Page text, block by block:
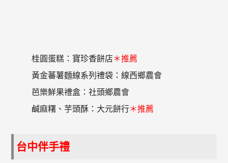
桂圓蛋糕：寶珍香餅店＊推薦
黃金蕃薯麵線系列禮袋：線西鄉農會
芭樂鮮果禮盒：社頭鄉農會
鹹麻糬、芋頭酥：大元餅行＊推薦
台中伴手禮